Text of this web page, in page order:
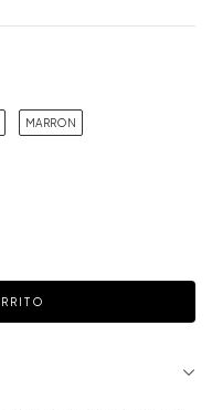
MARRON